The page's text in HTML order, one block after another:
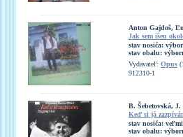
Anton Gajdoš,
Jak sem išeu
stav nosiča:
stav obalu:
Vydavateľ: Opus
912310-1
B. Šebetovská,
Keď si já
stav nosiča:
stav obalu: